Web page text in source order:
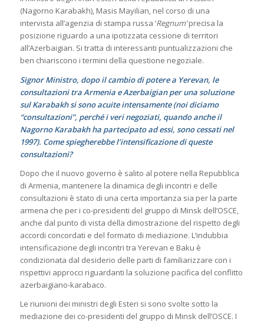
(Nagorno Karabakh), Masis Mayilian, nel corso di una
intervista all’agenzia di stampa russa ‘Regnum’precisa la
posizione riguardo a una ipotizzata cessione di territori
all’Azerbaigian. Si tratta di interessanti puntualizzazioni che
ben chiariscono i termini della questione negoziale.
Signor Ministro, dopo il cambio di potere a Yerevan, le
consultazioni tra Armenia e Azerbaigian per una soluzione
sul Karabakh si sono acuite intensamente (noi diciamo
“consultazioni”, perché i veri negoziati, quando anche il
Nagorno Karabakh ha partecipato ad essi, sono cessati nel
1997). Come spiegherebbe l’intensificazione di queste
consultazioni?
Dopo che il nuovo governo è salito al potere nella Repubblica
di Armenia, mantenere la dinamica degli incontri e delle
consultazioni è stato di una certa importanza sia per la parte
armena che per i co-presidenti del gruppo di Minsk dell’OSCE,
anche dal punto di vista della dimostrazione del rispetto degli
accordi concordati e del formato di mediazione. L’indubbia
intensificazione degli incontri tra Yerevan e Baku è
condizionata dal desiderio delle parti di familiarizzare con i
rispettivi approcci riguardanti la soluzione pacifica del conflitto
azerbaigiano-karabaco.
Le riunioni dei ministri degli Esteri si sono svolte sotto la
mediazione dei co-presidenti del gruppo di Minsk dell’OSCE. I